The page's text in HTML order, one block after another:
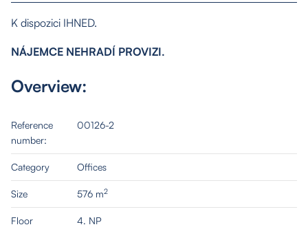
Properties
Services
Contact
K dispozici IHNED.
NÁJEMCE NEHRADÍ PROVIZI.
Overview:
Reference
number:
00126-2
Category Offices
Size 576 m2
Floor 4. NP